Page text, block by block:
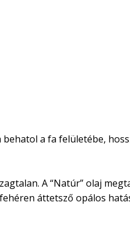
a fa felületébe,
A “Natúr” olaj
áttetsző opálos